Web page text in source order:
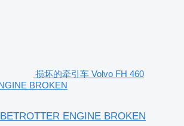
损坏的牵引车 Volvo FH 460
BROKEN
ENGINE BROKEN